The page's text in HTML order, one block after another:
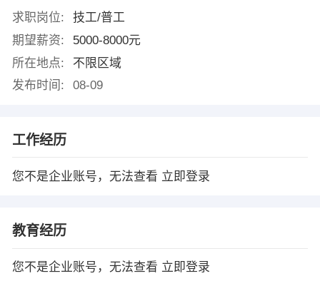
求职岗位:
技工/普工
期望薪资:
5000-8000元
所在地点:
不限区域
发布时间:
08-09
工作经历
您不是企业账号，无法查看 立即登录
教育经历
您不是企业账号，无法查看 立即登录